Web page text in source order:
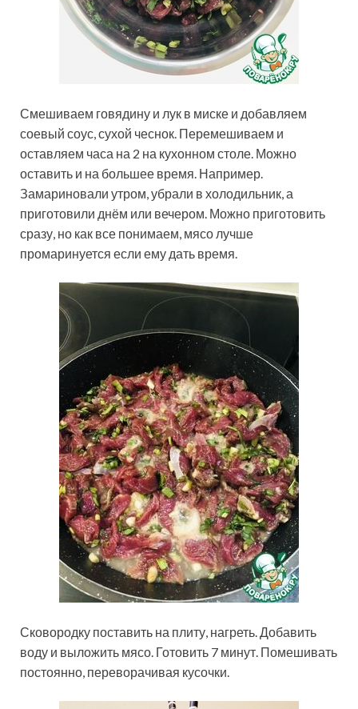
Смешиваем говядину и лук в миске и добавляем
соевый соус, сухой чеснок. Перемешиваем и
оставляем часа на 2 на кухонном столе. Можно
оставить и на большее время. Например.
Замариновали утром, убрали в холодильник, а
приготовили днём или вечером. Можно приготовить
сразу, но как все понимаем, мясо лучше
промаринуется если ему дать время.
Сковородку поставить на плиту, нагреть. Добавить
воду и выложить мясо. Готовить 7 минут. Помешивать
постоянно, переворачивая кусочки.